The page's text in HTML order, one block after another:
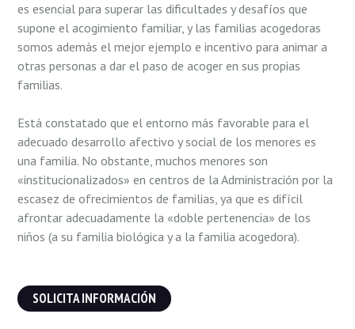
es esencial para superar las dificultades y desafíos que
supone el acogimiento familiar, y las familias acogedoras
somos además el mejor ejemplo e incentivo para animar a
otras personas a dar el paso de acoger en sus propias
familias.
Está constatado que el entorno más favorable para el
adecuado desarrollo afectivo y social de los menores es
una familia. No obstante, muchos menores son
«institucionalizados» en centros de la Administración por la
escasez de ofrecimientos de familias, ya que es difícil
afrontar adecuadamente la «doble pertenencia» de los
niños (a su familia biológica y a la familia acogedora).
SOLICITA INFORMACIÓN